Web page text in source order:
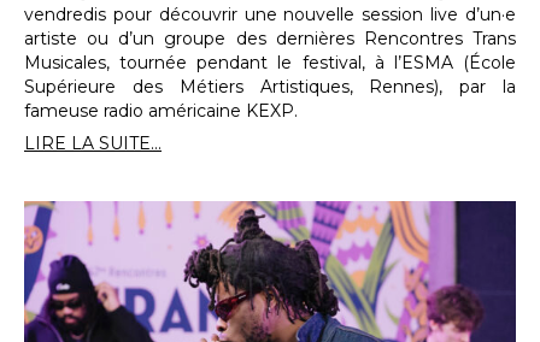
vendredis pour découvrir une nouvelle session live d’un·e
artiste ou d’un groupe des dernières Rencontres Trans
Musicales, tournée pendant le festival, à l’ESMA (École
Supérieure des Métiers Artistiques, Rennes), par la
fameuse radio américaine KEXP.
LIRE LA SUITE...